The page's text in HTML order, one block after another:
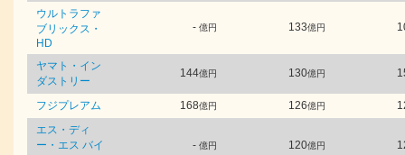
ウルトラファ
ブリックス・
HD
- 億円 133億円
ヤマト・イン
ダストリー
144億円 130億円
フジプレアム 168億円 126億円
エス・ディ
ー・エス バイ
- 億円 120億円